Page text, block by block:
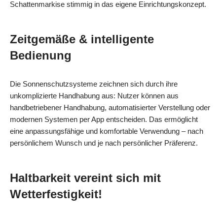
Schattenmarkise stimmig in das eigene Einrichtungskonzept.
Zeitgemäße & intelligente
Bedienung
Die Sonnenschutzsysteme zeichnen sich durch ihre
unkomplizierte Handhabung aus: Nutzer können aus
handbetriebener Handhabung, automatisierter Verstellung oder
modernen Systemen per App entscheiden. Das ermöglicht
eine anpassungsfähige und komfortable Verwendung – nach
persönlichem Wunsch und je nach persönlicher Präferenz.
Haltbarkeit vereint sich mit
Wetterfestigkeit!